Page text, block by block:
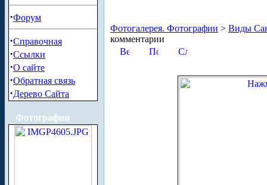
·Форум
·Справочная
·Ссылки
·О сайте
·Обратная связь
·Дерево Сайта
Фотографии
Фотогалерея. Фотографии > Виды
комментарии